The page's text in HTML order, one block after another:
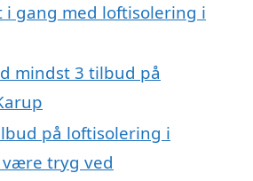
i gang med loftisolering i
mindst 3 tilbud på
på loftisolering i
tryg ved